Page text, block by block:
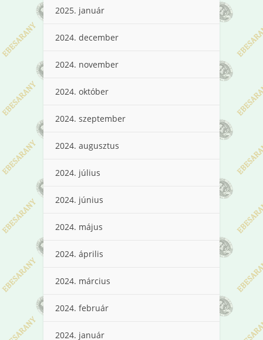
2025. január
2024. december
2024. november
2024. október
2024. szeptember
2024. augusztus
2024. július
2024. június
2024. május
2024. április
2024. március
2024. február
2024. január